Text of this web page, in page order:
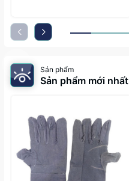
Sản phẩm
Sản phẩm mới nhất